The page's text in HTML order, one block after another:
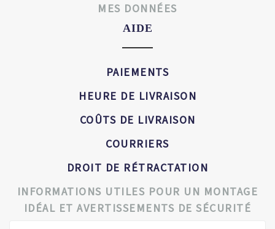
MES DONNÉES
AIDE
PAIEMENTS
HEURE DE LIVRAISON
COÛTS DE LIVRAISON
COURRIERS
DROIT DE RÉTRACTATION
INFORMATIONS UTILES POUR UN MONTAGE
IDÉAL ET AVERTISSEMENTS DE SÉCURITÉ